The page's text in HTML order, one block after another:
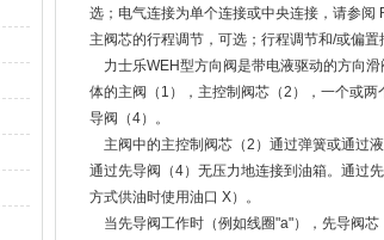
选；电气连接为单个连接或中央连接，请参阅
主阀芯的行程调节，可选；行程调节和/或偏
力士乐WEH型方向阀是带电液驱动的方向
体的主阀（1），主控制阀芯（2），一个或
导阀（4）。
主阀中的主控制阀芯（2）通过弹簧或通过
通过先导阀（4）无压力地连接到油箱。通过
方式供油时使用油口 X）。
当先导阀工作时（例如线圈"a"），先导阀